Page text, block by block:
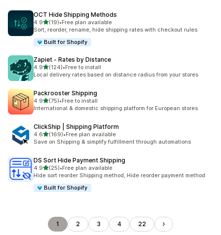
OCT Hide Shipping Methods
4.9별 5개 중
(19)
총 리뷰 19개
•Free plan available
Sort, reorder, rename, hide shipping rates with checkout rules
Built for Shopify
Zapiet ‑ Rates by Distance
4.9별 5개 중
(124)
총 리뷰 124개
•Free to install
Local delivery rates based on distance radius from your stores
Packrooster Shipping
4.9별 5개 중
(75)
총 리뷰 75개
•Free to install
International & domestic shipping platform for European stores
ClickShip | Shipping Platform
4.6별 5개 중
(169)
총 리뷰 169개
•Free plan available
Save on Shipping & simplify fulfillment through automations
DS Sort Hide Payment Shipping
4.9별 5개 중
(25)
총 리뷰 25개
•Free plan available
Hide sort reorder Shipping method, Hide reorder payment method
Built for Shopify
1 2 3 4 22